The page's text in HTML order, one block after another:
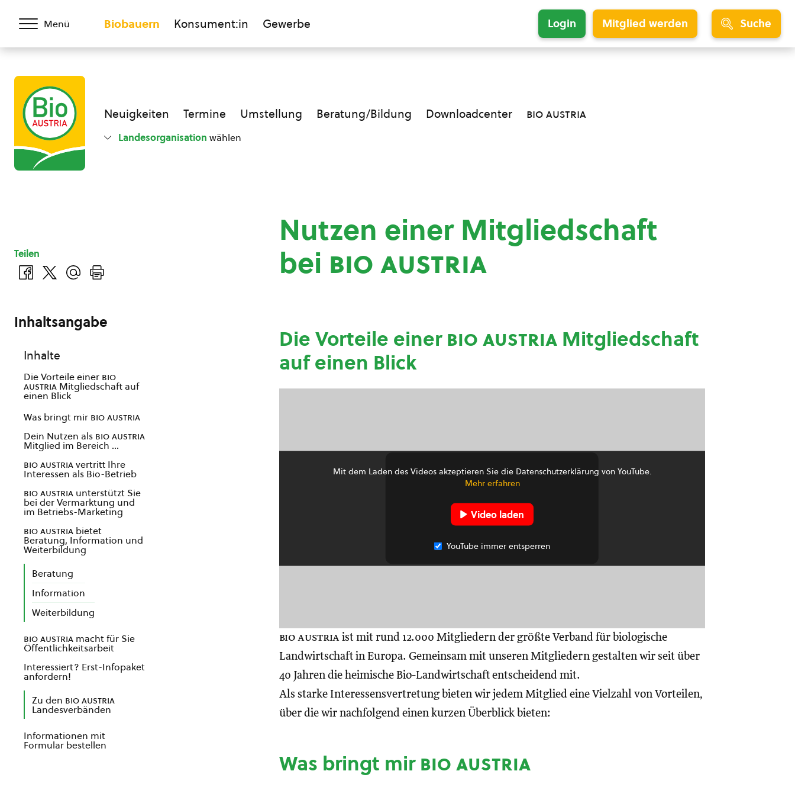
Menü Biobauern Konsument:in Gewerbe Login Mitglied werden Suche
Neuigkeiten Termine Umstellung Beratung/Bildung Downloadcenter bio austria
Landesorganisation wählen
Nutzen einer Mitgliedschaft
bei bio austria
Die Vorteile einerbio austria Mitgliedschaft
auf einen Blick
Mit dem Laden des Videos akzeptieren Sie die Datenschutzerklärung von YouTube.
Mehr erfahren
Video laden
YouTube immer entsperren
bio austria ist mit rund 12.000 Mitgliedern der größte Verband für biologische
Landwirtschaft in Europa. Gemeinsam mit unseren Mitgliedern gestalten wir seit über
40 Jahren die heimische Bio-Landwirtschaft entscheidend mit.
Als starke Interessensvertretung bieten wir jedem Mitglied eine Vielzahl von Vorteilen,
über die wir nachfolgend einen kurzen Überblick bieten:
Was bringt mirbio austria
Teilen
Inhaltsangabe
Inhalte
Die Vorteile einer bio
austria Mitgliedschaft auf
einen Blick
Was bringt mir bio austria
Dein Nutzen als bio austria
Mitglied im Bereich …
bio austriavertritt Ihre
Interessen als Bio-Betrieb
bio austria unterstützt Sie
bei der Vermarktung und
im Betriebs-Marketing
bio austria bietet
Beratung, Information und
Weiterbildung
Beratung
Information
Weiterbildung
bio austria macht für Sie
Öffentlichkeitsarbeit
Interessiert? Erst-Infopaket
anfordern!
Zu den bio austria
Landesverbänden
Informationen mit
Formular bestellen